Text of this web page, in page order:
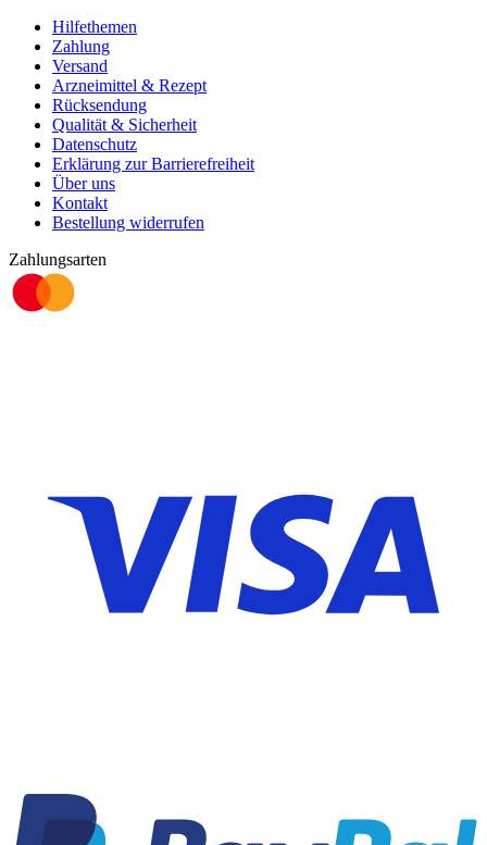
Hilfethemen
Zahlung
Versand
Arzneimittel & Rezept
Rücksendung
Qualität & Sicherheit
Datenschutz
Erklärung zur Barrierefreiheit
Über uns
Kontakt
Bestellung widerrufen
Zahlungsarten